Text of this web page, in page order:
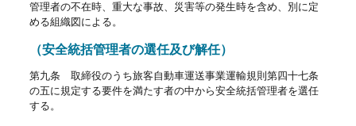
管理者の不在時、重大な事故、災害等の発生時を含め、別に定
める組織図による。
（安全統括管理者の選任及び解任）
第九条 取締役のうち旅客自動車運送事業運輸規則第四十七条
の五に規定する要件を満たす者の中から安全統括管理者を選任
する。